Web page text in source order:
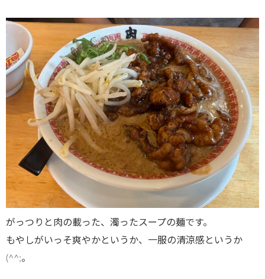
がっつりと肉の載った、濁ったスープの麺です。
もやしがいっそ爽やかというか、一服の清涼感というか
(^^;。